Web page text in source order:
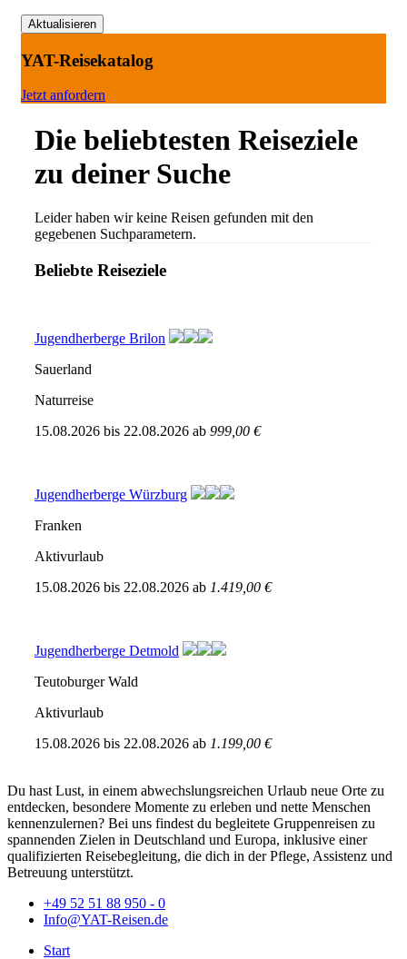
YAT-Reisekatalog
Jetzt anfordern
Die beliebtesten Reiseziele
zu deiner Suche
Leider haben wir keine Reisen gefunden mit den
gegebenen Suchparametern.
Beliebte Reiseziele
Jugendherberge Brilon
Sauerland
Naturreise
15.08.2026 bis 22.08.2026 ab 999,00 €
Jugendherberge Würzburg
Franken
Aktivurlaub
15.08.2026 bis 22.08.2026 ab 1.419,00 €
Jugendherberge Detmold
Teutoburger Wald
Aktivurlaub
15.08.2026 bis 22.08.2026 ab 1.199,00 €
Du hast Lust, in einem abwechslungsreichen Urlaub neue Orte zu
entdecken, besondere Momente zu erleben und nette Menschen
kennenzulernen? Bei uns findest du begleitete Gruppenreisen zu
spannenden Zielen in Deutschland und Europa, inklusive einer
qualifizierten Reisebegleitung, die dich in der Pflege, Assistenz und
Betreuung unterstützt.
+49 52 51 88 950 - 0
Info@YAT-Reisen.de
Start